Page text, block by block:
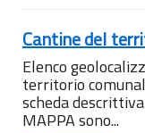
Cantine del
Elenco
territorio
scheda
MAPPA sono...